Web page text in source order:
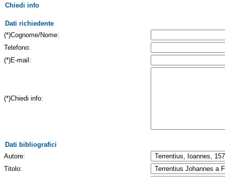
Chiedi info
Dati richiedente
(*)Cognome/Nome:
Telefono:
(*)E-mail:
(*)Chiedi info:
Dati bibliografici
Autore:
Titolo: